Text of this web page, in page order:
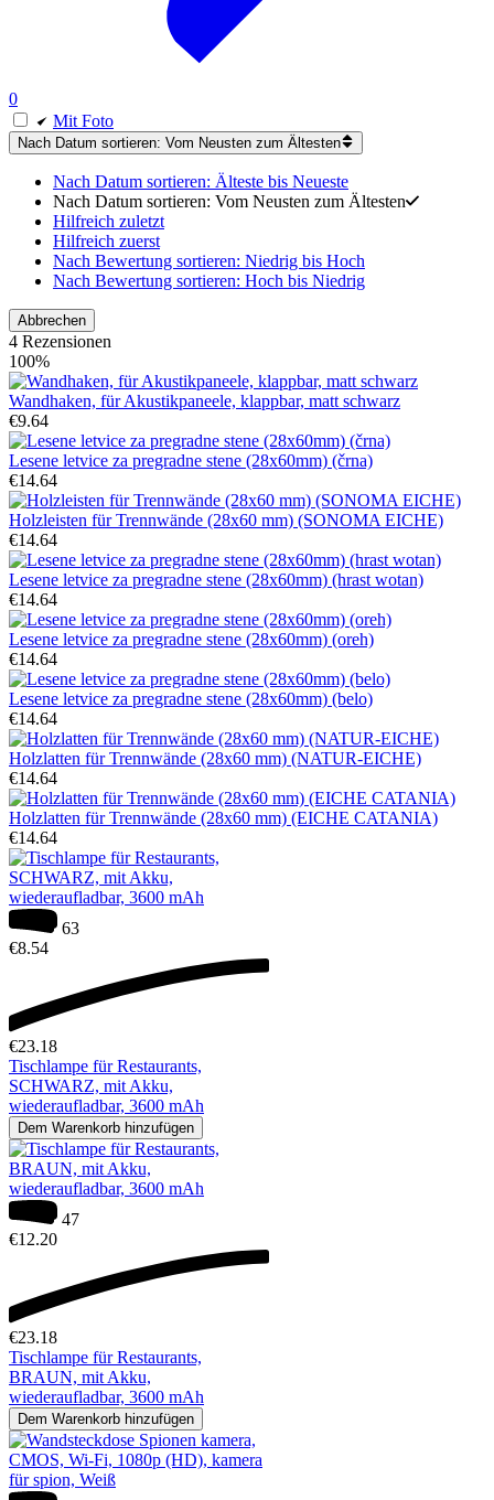
0
Mit Foto
Nach Datum sortieren: Vom Neusten zum Ältesten
Nach Datum sortieren: Älteste bis Neueste
Nach Datum sortieren: Vom Neusten zum Ältesten
Hilfreich zuletzt
Hilfreich zuerst
Nach Bewertung sortieren: Niedrig bis Hoch
Nach Bewertung sortieren: Hoch bis Niedrig
Abbrechen
4 Rezensionen
100%
Wandhaken, für Akustikpaneele, klappbar, matt schwarz
€9.64
Lesene letvice za pregradne stene (28x60mm) (črna)
€14.64
Holzleisten für Trennwände (28x60 mm) (SONOMA EICHE)
€14.64
Lesene letvice za pregradne stene (28x60mm) (hrast wotan)
€14.64
Lesene letvice za pregradne stene (28x60mm) (oreh)
€14.64
Lesene letvice za pregradne stene (28x60mm) (belo)
€14.64
Holzlatten für Trennwände (28x60 mm) (NATUR-EICHE)
€14.64
Holzlatten für Trennwände (28x60 mm) (EICHE CATANIA)
€14.64
63
€8.54
€23.18
Tischlampe für Restaurants,
SCHWARZ, mit Akku,
wiederaufladbar, 3600 mAh
Dem Warenkorb hinzufügen
47
€12.20
€23.18
Tischlampe für Restaurants,
BRAUN, mit Akku,
wiederaufladbar, 3600 mAh
Dem Warenkorb hinzufügen